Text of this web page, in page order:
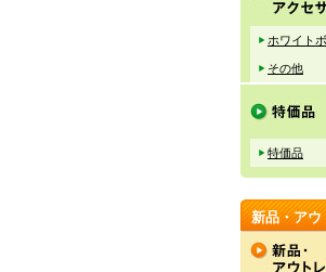
ホワイト
その他
特価品
新品・アウ